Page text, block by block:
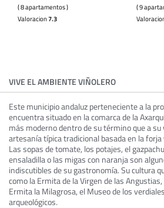
( 8 apartamentos )
Valoracion7.3
( 9
VIVE EL AMBIENTE VIÑOLERO
Este municipio andaluz perteneciente a la
encuentra situado en la comarca de la
más moderno dentro de su término que a
artesanía típica tradicional basada en la
Las sopas de tomate, los potajes, el
ensaladilla o las migas con naranja son
indiscutibles de su gastronomía. Su cultura
como la Ermita de la Virgen de las Angustias,
Ermita la Milagrosa, el Museo de los
arqueológicos.